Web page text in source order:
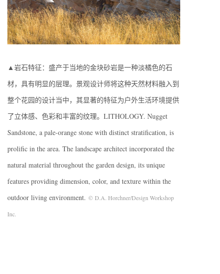
▲岩石特征：盛产于当地的金块砂岩是一种淡橘色的石
材，具有明显的层理。景观设计师将这种天然材料融入到
整个花园的设计当中，其显著的特征为户外生活环境提供
了立体感、色彩和丰富的纹理。LITHOLOGY. Nugget
Sandstone, a pale-orange stone with distinct stratification, is
prolific in the area. The landscape architect incorporated the
natural material throughout the garden design, its unique
features providing dimension, color, and texture within the
outdoor living environment. © D.A. Horchner/Design Workshop
Inc.